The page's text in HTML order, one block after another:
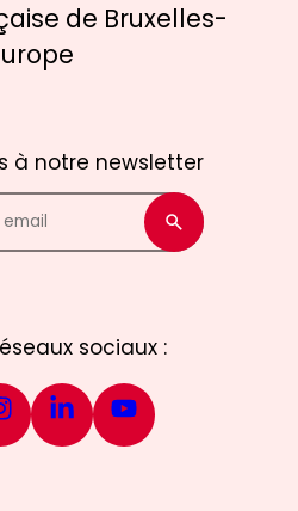
de Bruxelles-
à notre newsletter
sociaux :